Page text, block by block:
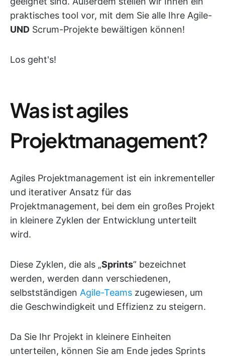
praktisches tool vor, mit dem Sie alle Ihre Agile-
UND Scrum-Projekte bewältigen können!
Los geht's!
Was ist agiles
Projektmanagement?
Agiles Projektmanagement ist ein inkrementeller
und iterativer Ansatz für das
Projektmanagement, bei dem ein großes Projekt
in kleinere Zyklen der Entwicklung unterteilt
wird.
Diese Zyklen, die als „Sprints” bezeichnet
werden, werden dann verschiedenen,
selbstständigen Agile-Teams zugewiesen, um
die Geschwindigkeit und Effizienz zu steigern.
Da Sie Ihr Projekt in kleinere Einheiten
unterteilen, können Sie am Ende jedes Sprints